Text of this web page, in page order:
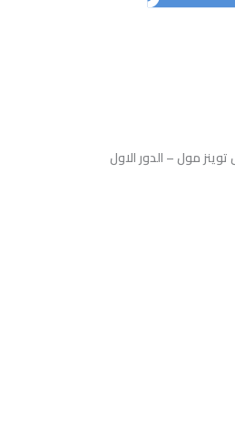
مول – الدور الاول